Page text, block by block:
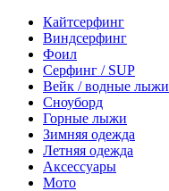
Кайтсерфинг
Виндсерфинг
Фоил
Серфинг / SUP
Вейк / водные лыжи
Сноуборд
Горные лыжи
Зимняя одежда
Летняя одежда
Аксессуары
Мото